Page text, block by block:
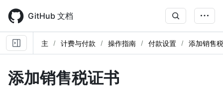
main
content
GitHub 文档
主 计费与付款 操作指南 付款设置 添加销售
添加销售税证书